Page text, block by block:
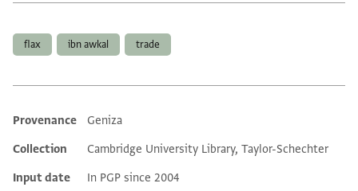
flax ibn awkal trade
Additional metadata
Provenance
Geniza
Collection
Cambridge University Library, Taylor-Schechter
Input date
In PGP since 2004